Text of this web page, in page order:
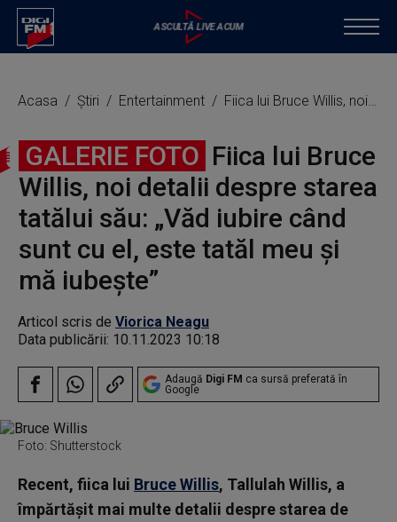
Acasa Știri Entertainment Fiica lui Bruce Willis, noi detalii despre starea tatălui său: „Văd iubire când sunt cu el, este tatăl meu și mă iubește”
GALERIE FOTO Fiica lui Bruce
Willis, noi detalii despre starea
tatălui său: „Văd iubire când
sunt cu el, este tatăl meu și
mă iubește”
Articol scris de Viorica Neagu
Data publicării: 10.11.2023 10:18
Adaugă Digi FM ca sursă preferată în
Google
Foto: Shutterstock
Recent, fiica lui Bruce Willis, Tallulah Willis, a
împărtășit mai multe detalii despre starea de